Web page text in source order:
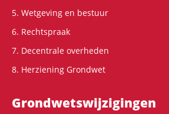
5. Wetgeving en bestuur
6. Rechtspraak
7. Decentrale overheden
8. Herziening Grondwet
Grondwets­wijzigingen